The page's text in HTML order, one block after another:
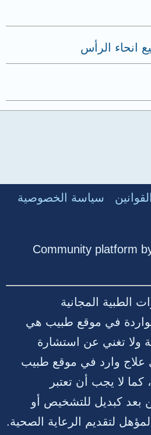
انحاء الرأس
سياسة الخصوصية
Community platform
الطبية المجانية
في موقع طبيب هي
ولا تغني عن استشارة
علاج وارد في موقع طبيب
لا يجب أن تعتبر
بعد كبديل للتشخيص أو
لتقديم الرعاية الصحية.